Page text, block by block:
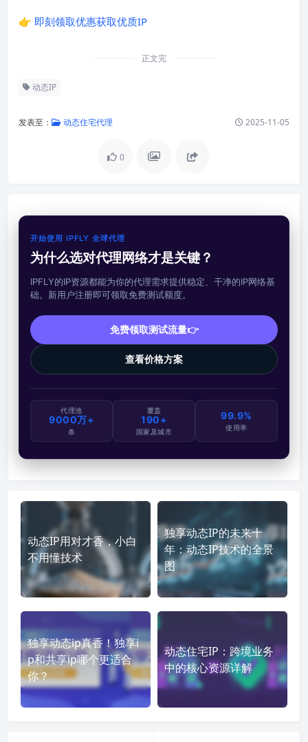
👉 即刻领取优惠获取优质IP
正文完
动态IP
发表至： 动态住宅代理 2025-11-05
0
开始使用 IPFLY 全球代理
为什么选对代理网络才是关键？
IPFLY的IP资源都能为你的代理需求提供稳定、干净的IP网络基
础。新用户注册即可领取免费测试额度。
免费领取测试流量👉
查看价格方案
代理池
9000万+
条
覆盖
190+
国家及城市
99.9%
使用率
动态IP用对才香，小白
不用懂技术
独享动态IP的未来十
年：动态IP技术的全景
图
独享动态ip真香！独享i
p和共享ip哪个更适合
你？
动态住宅IP：跨境业务
中的核心资源详解